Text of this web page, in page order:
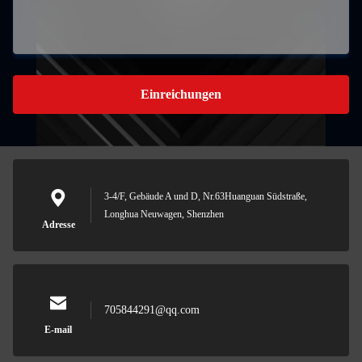
Einreichungen
Adresse
3-4/F, Gebäude A und D, Nr.63Huanguan Südstraße,
Longhua Neuwagen, Shenzhen
E-mail
705844291@qq.com